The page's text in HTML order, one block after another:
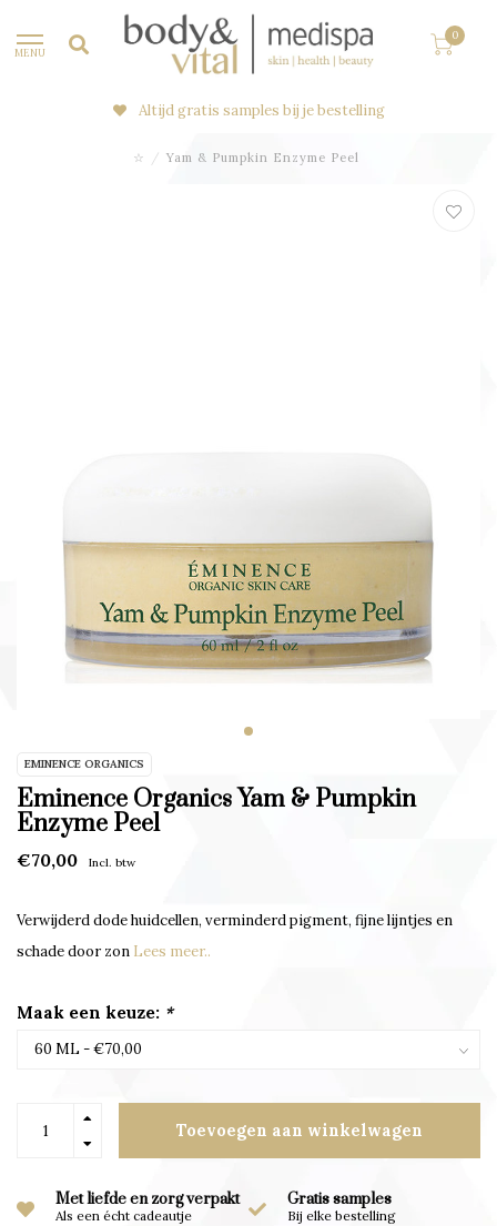
MENU
0
Altijd gratis samples bij je bestelling
☆ / Yam & Pumpkin Enzyme Peel
EMINENCE ORGANICS
Eminence Organics Yam & Pumpkin
Enzyme Peel
€70,00 Incl. btw
Verwijderd dode huidcellen, verminderd pigment, fijne lijntjes en
schade door zon Lees meer..
Maak een keuze: *
Toevoegen aan winkelwagen
Met liefde en zorg verpakt
Als een écht cadeautje
Gratis samples
Bij elke bestelling